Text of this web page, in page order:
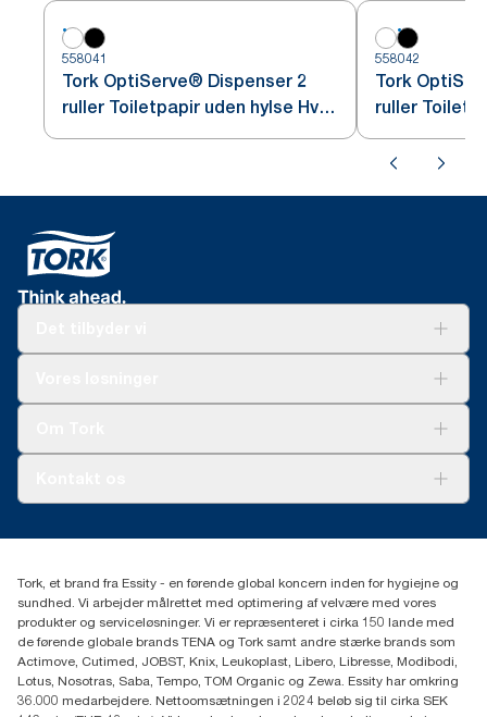
558041
Tork OptiServe® Dispenser 2
ruller Toiletpapir uden hylse Hvid
T7
558042
Tork
ruller
T7
Smiley-rapport
(+45) 48 16 82 44
Professional Hygiene
Gydevang 33
DK-3450 Allerød
Tork, et brand fra Essity - en førende global koncern inden for hygiejne og
sundhed. Vi arbejder målrettet med optimering af velvære med vores
produkter og serviceløsninger. Vi er repræsenteret i cirka 150 lande med
de førende globale brands TENA og Tork samt andre stærke brands som
Actimove, Cutimed, JOBST, Knix, Leukoplast, Libero, Libresse, Modibodi,
Lotus, Nosotras, Saba, Tempo, TOM Organic og Zewa. Essity har omkring
36.000 medarbejdere. Nettoomsætningen i 2024 beløb sig til cirka SEK